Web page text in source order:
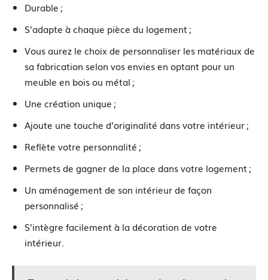
Durable ;
S’adapte à chaque pièce du logement ;
Vous aurez le choix de personnaliser les matériaux de
sa fabrication selon vos envies en optant pour un
meuble en bois ou métal ;
Une création unique ;
Ajoute une touche d’originalité dans votre intérieur ;
Reflète votre personnalité ;
Permets de gagner de la place dans votre logement ;
Un aménagement de son intérieur de façon
personnalisé ;
S’intègre facilement à la décoration de votre
intérieur.